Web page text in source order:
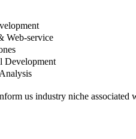
Web-service
Development
us industry niche associated